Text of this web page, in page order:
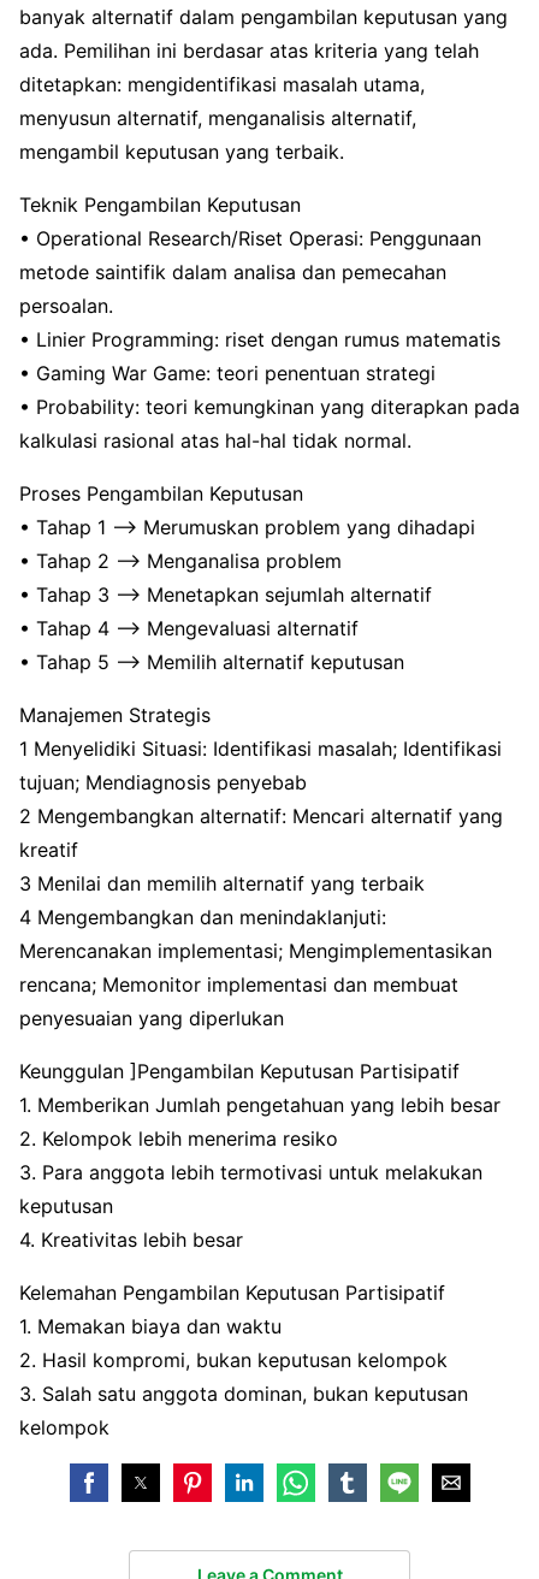
banyak alternatif dalam pengambilan keputusan yang
ada. Pemilihan ini berdasar atas kriteria yang telah
ditetapkan: mengidentifikasi masalah utama,
menyusun alternatif, menganalisis alternatif,
mengambil keputusan yang terbaik.
Teknik Pengambilan Keputusan
• Operational Research/Riset Operasi: Penggunaan
metode saintifik dalam analisa dan pemecahan
persoalan.
• Linier Programming: riset dengan rumus matematis
• Gaming War Game: teori penentuan strategi
• Probability: teori kemungkinan yang diterapkan pada
kalkulasi rasional atas hal-hal tidak normal.
Proses Pengambilan Keputusan
• Tahap 1 –> Merumuskan problem yang dihadapi
• Tahap 2 –> Menganalisa problem
• Tahap 3 –> Menetapkan sejumlah alternatif
• Tahap 4 –> Mengevaluasi alternatif
• Tahap 5 –> Memilih alternatif keputusan
Manajemen Strategis
1 Menyelidiki Situasi: Identifikasi masalah; Identifikasi
tujuan; Mendiagnosis penyebab
2 Mengembangkan alternatif: Mencari alternatif yang
kreatif
3 Menilai dan memilih alternatif yang terbaik
4 Mengembangkan dan menindaklanjuti:
Merencanakan implementasi; Mengimplementasikan
rencana; Memonitor implementasi dan membuat
penyesuaian yang diperlukan
Keunggulan ]Pengambilan Keputusan Partisipatif
1. Memberikan Jumlah pengetahuan yang lebih besar
2. Kelompok lebih menerima resiko
3. Para anggota lebih termotivasi untuk melakukan
keputusan
4. Kreativitas lebih besar
Kelemahan Pengambilan Keputusan Partisipatif
1. Memakan biaya dan waktu
2. Hasil kompromi, bukan keputusan kelompok
3. Salah satu anggota dominan, bukan keputusan
kelompok
Leave a Comment